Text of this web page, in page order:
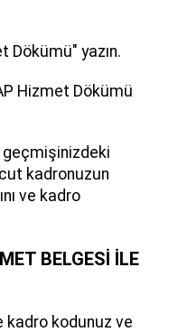
Dökümü" yazın.
Hizmet Dökümü
geçmişinizdeki
kadronuzun
ve kadro
BELGESİ İLE
kadro kodunuz ve